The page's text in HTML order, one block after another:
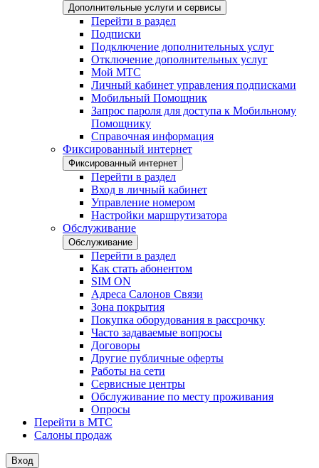
Дополнительные услуги и сервисы
Перейти в раздел
Подписки
Подключение дополнительных услуг
Отключение дополнительных услуг
Мой МТС
Личный кабинет управления подписками
Мобильный Помощник
Запрос пароля для доступа к Мобильному
Помощнику
Справочная информация
Фиксированный интернет
Фиксированный интернет
Перейти в раздел
Вход в личный кабинет
Управление номером
Настройки маршрутизатора
Обслуживание
Обслуживание
Перейти в раздел
Как стать абонентом
SIM ON
Адреса Салонов Связи
Зона покрытия
Покупка оборудования в рассрочку
Часто задаваемые вопросы
Договоры
Другие публичные оферты
Работы на сети
Сервисные центры
Обслуживание по месту проживания
Опросы
Перейти в МТС
Салоны продаж
Вход